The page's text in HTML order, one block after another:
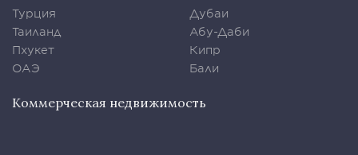
Турция
Таиланд
Пхукет
ОАЭ
Дубаи
Абу-Даби
Кипр
Бали
Коммерческая недвижимость